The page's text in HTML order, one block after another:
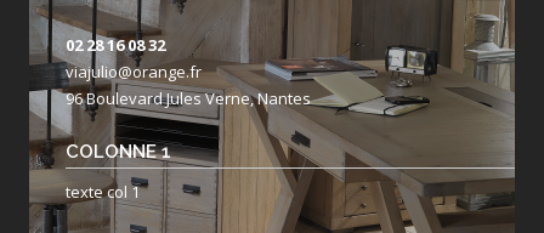
02 28 16 08 32
viajulio@orange.fr
96 Boulevard Jules Verne, Nantes
COLONNE 1
texte col 1